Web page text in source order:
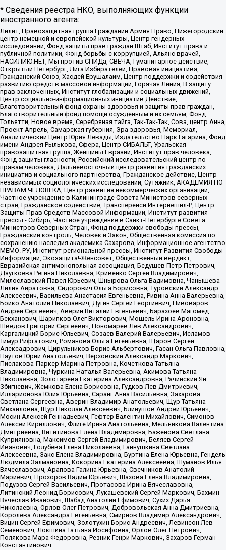
* Сведения реестра НКО, выполняющих функции
иностранного агента:
Лилит, Правозащитная группа Гражданин.Армия.Право, Нижегородский
центр немецкой и европейской культуры, Центр гендерных
исследований, Фонд защиты прав граждан Штаб, Институт права и
публичной политики, Фонд борьбы с коррупцией, Альянс врачей,
НАСИЛИЮ.НЕТ, Мы против СПИДа, СВЕЧА, Гуманитарное действие,
Открытый Петербург, Лига Избирателей, Правовая инициатива,
Гражданский Союз, Хасдей Ерушалаим, Центр поддержки и содействия
развитию средств массовой информации, Горячая Линия, В защиту
прав заключенных, Институт глобализации и социальных движений,
Центр социально-информационных инициатив Действие,
Благотворительный фонд охраны здоровья и защиты прав граждан,
Благотворительный фонд помощи осужденным и их семьям, Фонд
Тольятти, Новое время, Серебряная тайга, Так-Так-Так, Сова, центр Анна,
Проект Апрель, Самарская губерния, Эра здоровья, Мемориал,
Аналитический Центр Юрия Левады, Издательство Парк Гагарина, Фонд
имени Андрея Рылькова, Сфера, Центр СИБАЛЬТ, Уральская
правозащитная группа, Женщины Евразии, Институт прав человека,
Фонд защиты гласности, Российский исследовательский центр по
правам человека, Дальневосточный центр развития гражданских
инициатив и социального партнерства, Гражданское действие, Центр
независимых социологических исследований, Сутяжник, АКАДЕМИЯ ПО
ПРАВАМ ЧЕЛОВЕКА, Центр развития некоммерческих организаций,
Частное учреждение в Калининграде Совета Министров северных
стран, Гражданское содействие, Трансперенси Интернешнл-Р, Центр
Защиты Прав Средств Массовой Информации, Институт развития
прессы - Сибирь, Частное учреждение в Санкт-Петербурге Совета
Министров Северных Стран, Фонд поддержки свободы прессы,
Гражданский контроль, Человек и Закон, Общественная комиссия по
сохранению наследия академика Сахарова, Информационное агентство
МЕМО. РУ, Институт региональной прессы, Институт Развития Свободы
Информации, Экозащита!-Женсовет, Общественный вердикт,
Евразийская антимонопольная ассоциация, Бедушев Петр Петрович,
Дзугкоева Регина Николаевна, Кривенко Сергей Владимирович,
Милославский Павел Юрьевич, Шнырова Ольга Вадимовна, Чанышева
Лилия Айратовна, Сидорович Ольга Борисовна, Туровский Александр
Алексеевич, Васильева Анастасия Евгеньевна, Ривина Анна Валерьевна,
Бойко Анатолий Николаевич, Дугин Сергей Георгиевич, Пивоваров
Андрей Сергеевич, Аверин Виталий Евгеньевич, Барахоев Магомед
Бекханович, Шарипков Олег Викторович, Мошель Ирина Ароновна,
Шведов Григорий Сергеевич, Пономарев Лев Александрович,
Каргалицкий Борис Юльевич, Созаев Валерий Валерьевич, Исламов
Тимур Рифгатович, Романова Ольга Евгеньевна, Щаров Сергей
Алексадрович, Цирульников Борис Альбертович, Гасан Ольга Павловна,
Паутов Юрий Анатольевич, Верховский Александр Маркович,
Пислакова-Паркер Марина Петровна, Кочеткова Татьяна
Владимировна, Чуркина Наталья Валерьевна, Акимова Татьяна
Николаевна, Золотарева Екатерина Александровна, Рачинский Ян
Збигневич, Жемкова Елена Борисовна, Гудков Лев Дмитриевич,
Илларионова Юлия Юрьевна, Саранг Анна Васильевна, Захарова
Светлана Сергеевна, Аверин Владимир Анатольевич, Щур Татьяна
Михайловна, Щур Николай Алексеевич, Блинушов Андрей Юрьевич,
Мосин Алексей Геннадьевич, Гефтер Валентин Михайлович, Симонов
Алексей Кириллович, Флиге Ирина Анатольевна, Мельникова Валентина
Дмитриевна, Вититинова Елена Владимировна, Баженова Светлана
Куприяновна, Максимов Сергей Владимирович, Беляев Сергей
Иванович, Голубева Елена Николаевна, Ганнушкина Светлана
Алексеевна, Закс Елена Владимировна, Буртина Елена Юрьевна, Гендель
Людмила Залмановна, Кокорина Екатерина Алексеевна, Шуманов Илья
Вячеславович, Арапова Галина Юрьевна, Свечников Анатолий
Мариевич, Прохоров Вадим Юрьевич, Шахова Елена Владимировна,
Подузов Сергей Васильевич, Протасова Ирина Вячеславовна,
Литинский Леонид Борисович, Лукашевский Сергей Маркович, Бахмин
Вячеслав Иванович, Шабад Анатолий Ефимович, Сухих Дарья
Николаевна, Орлов Олег Петрович, Добровольская Анна Дмитриевна,
Королева Александра Евгеньевна, Смирнов Владимир Александрович,
Вицин Сергей Ефимович, Золотухин Борис Андреевич, Левинсон Лев
Семенович, Локшина Татьяна Иосифовна, Орлов Олег Петрович,
Полякова Мара Федоровна, Резник Генри Маркович, Захаров Герман
Константинович